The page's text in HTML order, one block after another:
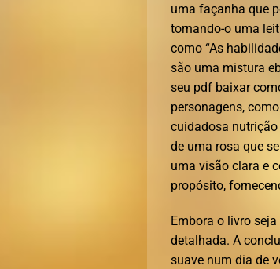
uma façanha que
tornando-o uma
como “As
são uma mistura
seu pdf baixar
personagens,
cuidadosa nutrição
de uma rosa que
uma visão clara e
propósito,
Embora o livro
detalhada. A
suave num dia de